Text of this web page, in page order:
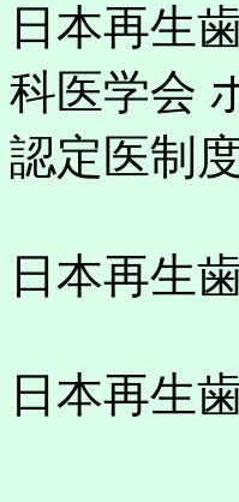
日本再生
科医学会
認定医制
日本再生
日本再生